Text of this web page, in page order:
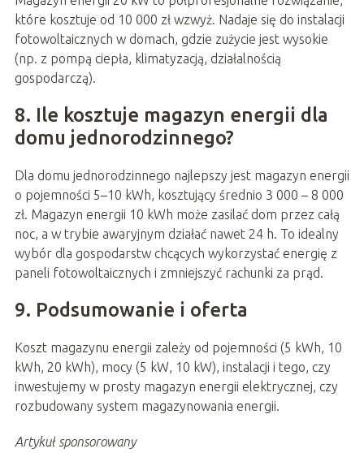
które kosztuje od 10 000 zł wzwyż. Nadaje się do instalacji
fotowoltaicznych w domach, gdzie zużycie jest wysokie
(np. z pompą ciepła, klimatyzacją, działalnością
gospodarczą).
8. Ile kosztuje magazyn energii dla
domu jednorodzinnego?
Dla domu jednorodzinnego najlepszy jest magazyn energii
o pojemności 5–10 kWh, kosztujący średnio 3 000 – 8 000
zł. Magazyn energii 10 kWh może zasilać dom przez całą
noc, a w trybie awaryjnym działać nawet 24 h. To idealny
wybór dla gospodarstw chcących wykorzystać energię z
paneli fotowoltaicznych i zmniejszyć rachunki za prąd.
9. Podsumowanie i oferta
Koszt magazynu energii zależy od pojemności (5 kWh, 10
kWh, 20 kWh), mocy (5 kW, 10 kW), instalacji i tego, czy
inwestujemy w prosty magazyn energii elektrycznej, czy
rozbudowany system magazynowania energii.
Artykuł sponsorowany